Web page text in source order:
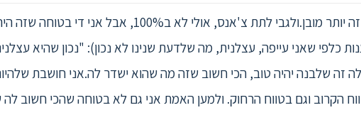
עכשיו זה יותר מובן.ולגבי לתת צ'אנס,
כלפי שאני עייפה, עצלנית, מה שלדעת שנינו לא נכון): "נכון שהיא
זה שלבנה יהיה טוב, הכי חשוב שזה מה שהוא ישדר לה.אני חושבת
הקרוב וגם בטווח הרחוק. ולמען האמת אני גם לא בטוחה שהכי חשוב